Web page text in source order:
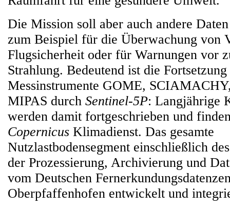
Die Mission soll aber auch andere
zum Beispiel für die Überwachung von
Flugsicherheit oder für Warnungen vor
Strahlung. Bedeutend ist die
Messinstrumente GOME,
MIPAS durch Sentinel-5P: Langjährige
werden damit fortgeschrieben und
Copernicus Klimadienst. Das gesamte
Nutzlastbodensegment einschließlich
der Prozessierung, Archivierung und
vom Deutschen
Oberpfaffenhofen entwickelt und